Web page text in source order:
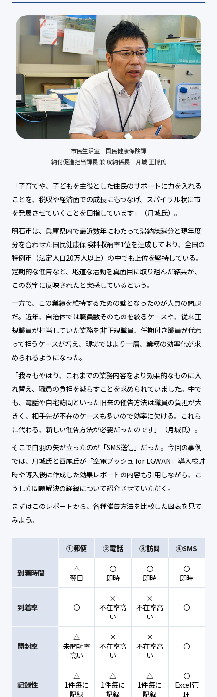
市民生活室 国民健康保険課
納付促進担当課長 兼 収納係長 月城 正博氏
「子育てや、子どもを主役とした住民のサポートに力を入れる
ことを、税収や経済面での成長にもつなげ、スパイラル状に市
を発展させていくことを目指しています」（月城氏）。
明石市は、兵庫県内で最近数年にわたって滞納繰越分と現年度
分を合わせた国民健康保険料収納率1位を達成しており、全国の
特例市（法定人口20万人以上）の中でも上位を堅持している。
定期的な催告など、地道な活動を真面目に取り組んだ結果が、
この数字に反映されたと実感しているという。
一方で、この業績を維持するための壁となったのが人員の問題
だ。近年、自治体では職員数そのものを絞るケースや、従来正
規職員が担当していた業務を非正規職員、任期付き職員が代わ
って担うケースが増え、現場ではより一層、業務の効率化が求
められるようになった。
「我々もやはり、これまでの業務内容をより効果的なものに入
れ替え、職員の負担を減らすことを求められていました。中で
も、電話や自宅訪問といった旧来の催告方法は職員の負担が大
きく、相手先が不在のケースも多いので効率に欠ける。これら
に代わる、新しい催告方法が必要だったのです」（月城氏）。
そこで白羽の矢が立ったのが「SMS送信」だった。今回の事例
では、月城氏と西尾氏が「空電プッシュ for LGWAN」導入検討
時や導入後に作成した効果レポートの内容も引用しながら、こ
うした問題解決の経緯について紹介させていただく。
まずはこのレポートから、各種催告方法を比較した図表を見て
みよう。
①郵便 ②電話 ③訪問 ④SMS
到着時間
△
翌日
〇
即時
〇
即時
〇
即時
到着率 〇
×
不在率高
い
×
不在率高
い
〇
開封率
△
未開封率
高い
×
不在率高
い
×
不在率高
い
〇
記録性
△
1件毎に
記録
△
1件毎に
記録
△
1件毎に
記録
〇
Excel管
理